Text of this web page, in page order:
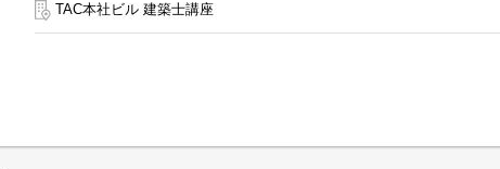
TAC本社ビル 建築士講座